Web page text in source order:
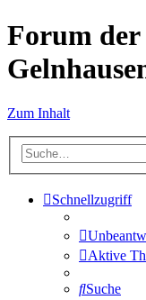
Forum
Zum Inhalt
Schnellzugriff
Aktive
Suche